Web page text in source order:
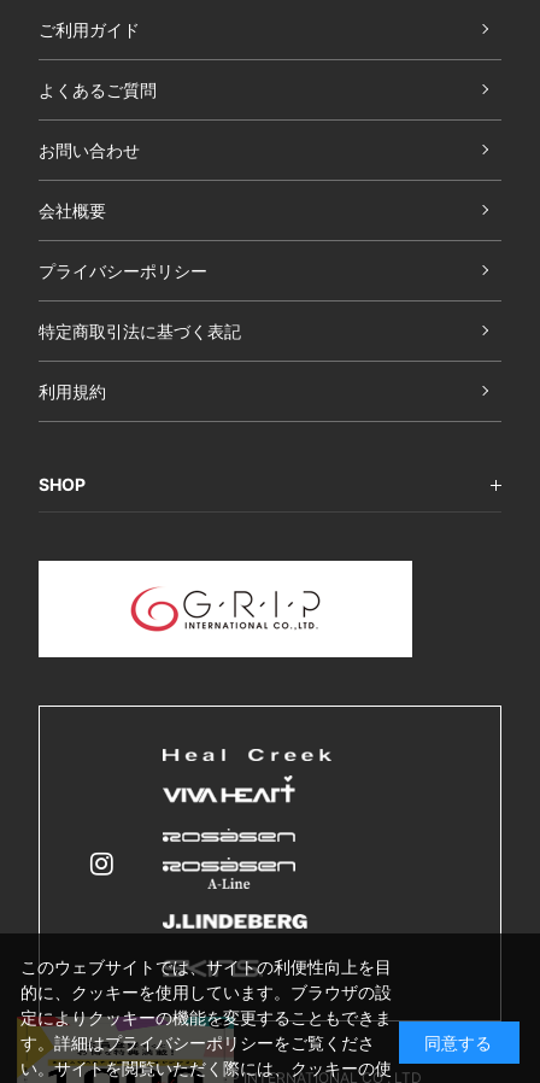
ご利用ガイド
よくあるご質問
お問い合わせ
会社概要
プライバシーポリシー
特定商取引法に基づく表記
利用規約
SHOP
Copyright © GRIP INTERNATIONAL CO . LTD
このウェブサイトでは、サイトの利便性向上を目
的に、クッキーを使用しています。ブラウザの設
定によりクッキーの機能を変更することもできま
す。詳細はプライバシーポリシーをご覧くださ
い。サイトを閲覧いただく際には、クッキーの使
同意する